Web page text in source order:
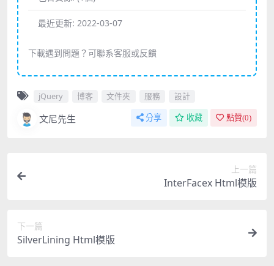
最近更新: 2022-03-07
下載遇到問題？可聯系客服或反饋
jQuery 博客 文件夾 服務 設計
文尼先生 分享 收藏 點贊(0)
上一篇
InterFacex Html模版
下一篇
SilverLining Html模版